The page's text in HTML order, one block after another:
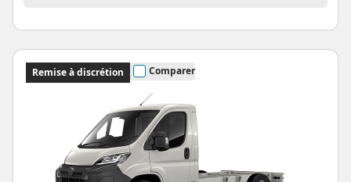
Remise à discrétion Comparer